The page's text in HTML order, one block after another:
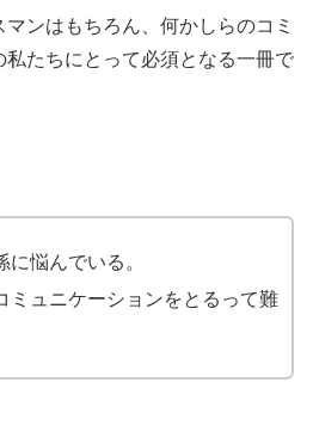
ンはもちろん、何かしらのコミ
私たちにとって必須となる一冊で
に悩んでいる。
ミュニケーションをとるって難